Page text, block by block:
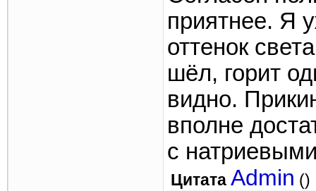
приятнее. Я
оттенок
шёл, горит
видно.
вполне
с
Цитата Admin ()